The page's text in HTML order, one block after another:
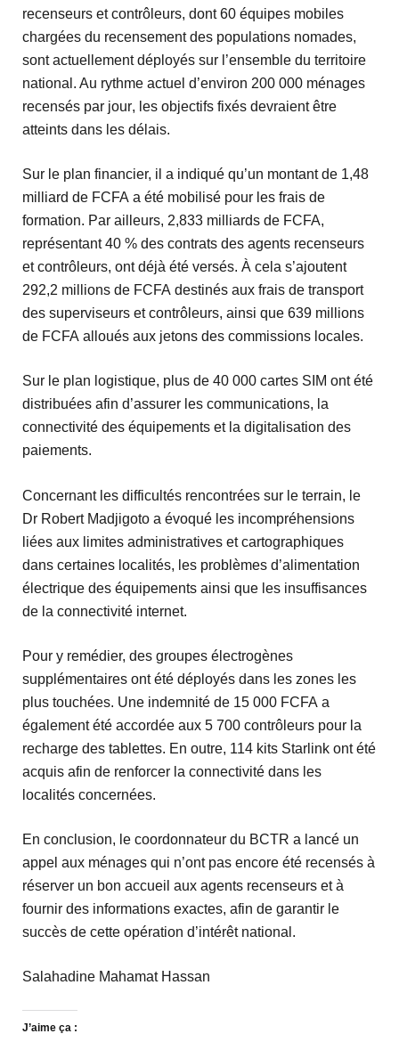
recenseurs et contrôleurs, dont60 équipes mobiles
chargées du recensement des populations nomades,
sont actuellement déployés sur l’ensemble du territoire
national. Au rythme actuel d’environ 200 000 ménages
recensés par jour, les objectifs fixés devraient être
atteints dans les délais.
Sur le plan financier, il a indiqué qu’un montant de 1,48
milliard de FCFA a été mobilisé pour les frais de
formation. Par ailleurs, 2,833 milliards de FCFA,
représentant40 % des contrats des agents recenseurs
et contrôleurs, ont déjà été versés. À cela s’ajoutent
292,2 millions de FCFA destinés aux frais de transport
des superviseurs et contrôleurs, ainsi que 639 millions
de FCFA alloués aux jetons des commissions locales.
Sur le plan logistique, plus de 40 000 cartes SIM ont été
distribuées afin d’assurer les communications, la
connectivité des équipements et la digitalisation des
paiements.
Concernant les difficultés rencontrées sur le terrain, le
Dr Robert Madjigoto a évoqué les incompréhensions
liées aux limites administratives et cartographiques
dans certaines localités, les problèmes d’alimentation
électrique des équipements ainsi que les insuffisances
de la connectivité internet.
Pour y remédier, des groupes électrogènes
supplémentaires ont été déployés dans les zones les
plus touchées. Une indemnité de 15 000 FCFA a
également été accordée aux 5 700 contrôleurs pour la
recharge des tablettes. En outre, 114 kits Starlink ont été
acquis afin de renforcer la connectivité dans les
localités concernées.
En conclusion, le coordonnateur du BCTR a lancé un
appel aux ménages qui n’ont pas encore été recensés à
réserver un bon accueil aux agents recenseurs et à
fournir des informations exactes, afin de garantir le
succès de cette opération d’intérêt national.
Salahadine Mahamat Hassan
J’aime ça :